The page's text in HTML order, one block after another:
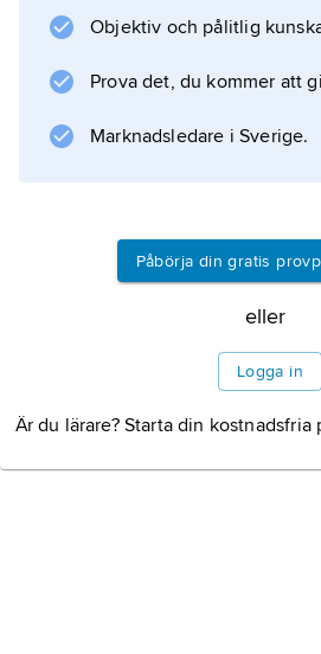
Information om
Objektiv och pålitlig
Prova det, du kommer att
Marknadsledare i Sverige.
Påbörja din gratis
eller
Logga in
Är du lärare? Starta din